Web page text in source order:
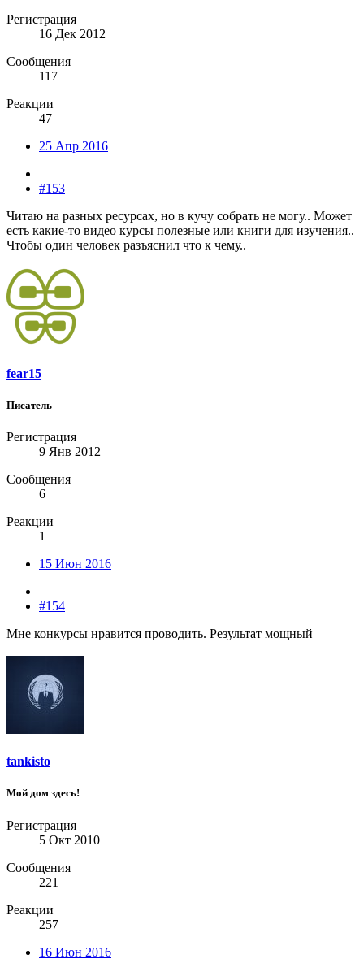
Регистрация
16 Дек 2012
Сообщения
117
Реакции
47
25 Апр 2016
#153
Читаю на разных ресурсах, но в кучу собрать не могу.. Может
есть какие-то видео курсы полезные или книги для изучения..
Чтобы один человек разъяснил что к чему..
fear15
Писатель
Регистрация
9 Янв 2012
Сообщения
6
Реакции
1
15 Июн 2016
#154
Мне конкурсы нравится проводить. Результат мощный
tankisto
Мой дом здесь!
Регистрация
5 Окт 2010
Сообщения
221
Реакции
257
16 Июн 2016